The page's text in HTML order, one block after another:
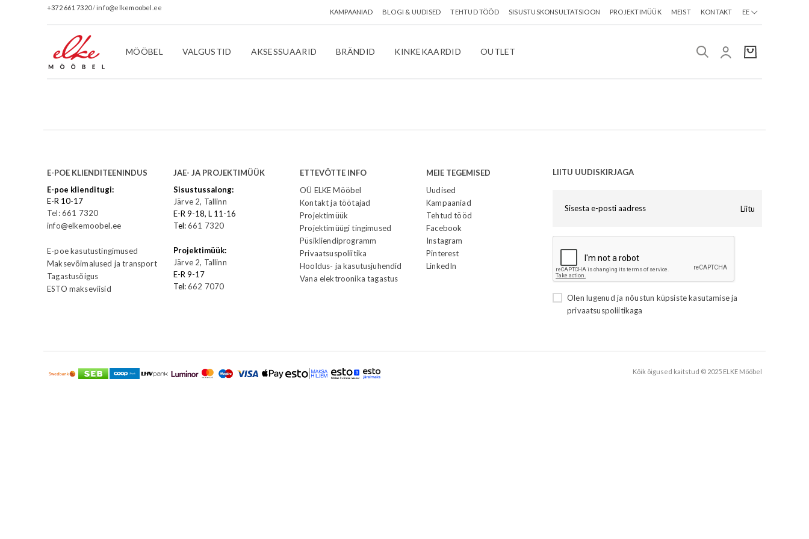
+372 661 7320/info@elkemoobel.ee
KAMPAANIAD BLOGI & UUDISED TEHTUD TÖÖD SISUSTUSKONSULTATSIOON PROJEKTIMÜÜK MEIST KONTAKT EE
MÖÖBEL VALGUSTID AKSESSUAARID BRÄNDID KINKEKAARDID OUTLET
E-POE KLIENDITEENINDUS
E-poe klienditugi:
E-R 10-17
Tel: 661 7320
info@elkemoobel.ee
E-poe kasutustingimused
Maksevõimalused ja transport
Tagastusõigus
ESTO makseviisid
JAE- JA PROJEKTIMÜÜK
Sisustussalong:
Järve 2, Tallinn
E-R 9-18, L 11-16
Tel:661 7320
Projektimüük:
Järve 2, Tallinn
E-R 9-17
Tel:662 7070
ETTEVÕTTE INFO
OÜ ELKE Mööbel
Kontakt ja töötajad
Projektimüük
Projektimüügi tingimused
Püsikliendiprogramm
Privaatsuspoliitika
Hooldus- ja kasutusjuhendid
Vana elektroonika tagastus
MEIE TEGEMISED
Uudised
Kampaaniad
Tehtud tööd
Facebook
Instagram
Pinterest
LinkedIn
LIITU UUDISKIRJAGA
Liitu
Olen lugenud ja nõustun küpsiste kasutamiseja
privaatsuspoliitikaga
Kõik õigused kaitstud © 2025 ELKE Mööbel